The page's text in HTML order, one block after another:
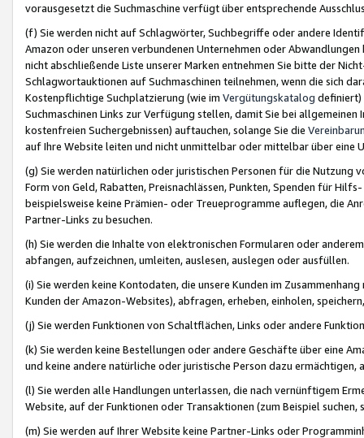
vorausgesetzt die Suchmaschine verfügt über entsprechende
(f) Sie werden nicht auf Schlagwörter, Suchbegriffe oder andere
Amazon oder unseren verbundenen Unternehmen oder
nicht abschließende Liste unserer Marken entnehmen Sie bitte der
Schlagwortauktionen auf Suchmaschinen teilnehmen, wenn die sich
Kostenpflichtige Suchplatzierung (wie im Vergütungskatalog definiert)
Suchmaschinen Links zur Verfügung stellen, damit Sie bei
kostenfreien Suchergebnissen) auftauchen, solange Sie die
auf Ihre Website leiten und nicht unmittelbar oder mittelbar über eine
(g) Sie werden natürlichen oder juristischen Personen für die Nutzung
Form von Geld, Rabatten, Preisnachlässen, Punkten, Spenden für
beispielsweise keine Prämien- oder Treueprogramme auflegen, die
Partner-Links zu besuchen.
(h) Sie werden die Inhalte von elektronischen Formularen oder
abfangen, aufzeichnen, umleiten, auslesen, auslegen oder ausfüllen.
(i) Sie werden keine Kontodaten, die unsere Kunden im
Kunden der Amazon-Websites), abfragen, erheben, einholen,
(j) Sie werden Funktionen von Schaltflächen, Links oder andere
(k) Sie werden keine Bestellungen oder andere Geschäfte über eine
und keine andere natürliche oder juristische Person dazu
(l) Sie werden alle Handlungen unterlassen, die nach vernünftigem
Website, auf der Funktionen oder Transaktionen (zum Beispiel
(m) Sie werden auf Ihrer Website keine Partner-Links oder